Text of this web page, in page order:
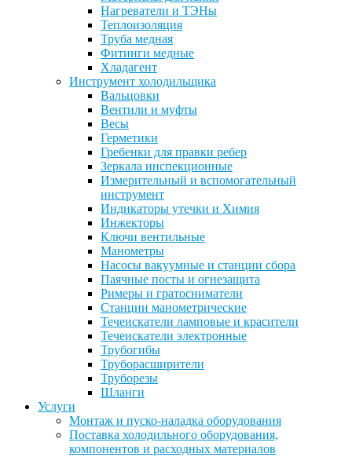
Нагреватели и ТЭНы
Теплоизоляция
Труба медная
Фитинги медные
Хладагент
Инструмент холодильщика
Вальцовки
Вентили и муфты
Весы
Герметики
Гребенки для правки ребер
Зеркала инспекционные
Измерительный и вспомогательный
инструмент
Индикаторы утечки и Химия
Инжекторы
Ключи вентильные
Манометры
Насосы вакуумные и станции сбора
Паячные посты и огнезащита
Римеры и гратосниматели
Станции манометрические
Течеискатели ламповые и красители
Течеискатели электронные
Трубогибы
Труборасширители
Труборезы
Шланги
Услуги
Монтаж и пуско-наладка оборудования
Поставка холодильного оборудования,
компонентов и расходных материалов